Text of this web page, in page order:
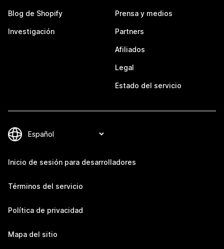
Blog de Shopify
Investigación
Prensa y medios
Partners
Afiliados
Legal
Estado del servicio
Inicio de sesión para desarrolladores
Términos del servicio
Política de privacidad
Mapa del sitio